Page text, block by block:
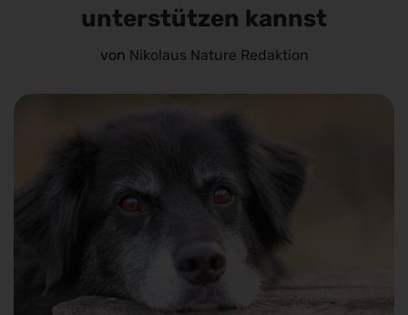
unterstützen kannst
von Nikolaus Nature Redaktion